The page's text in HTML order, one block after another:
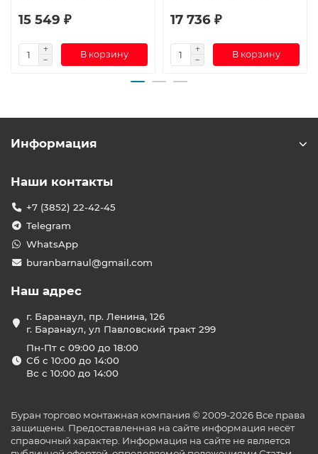
15 549 ₽
В корзину
17 736 ₽
В корзину
Информация
Наши контакты
+7 (3852) 22-42-45
Telegram
WhatsApp
buranbarnaul@gmail.com
Наш адрес
г. Баранаул, пр. Ленина, 126
г. Баранаул, ул Павловский тракт 299
Пн-Пт с 09:00 до 18:00
Сб с 10:00 до 14:00
Вс с 10:00 до 14:00
Буран торгово монтажная компания © 2009-2026 Все права
защищены. Предоставленная на сайте информация несёт
справочный характер. Информация на сайте не является